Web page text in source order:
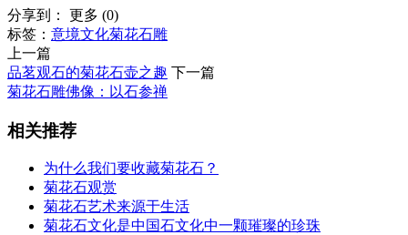
分享到： 更多 (0)
标签： 意境文化菊花石雕
上一篇
品茗观石的菊花石壶之趣 下一篇
菊花石雕佛像：以石参禅
相关推荐
为什么我们要收藏菊花石？
菊花石观赏
菊花石艺术来源于生活
菊花石文化是中国石文化中一颗璀璨的珍珠